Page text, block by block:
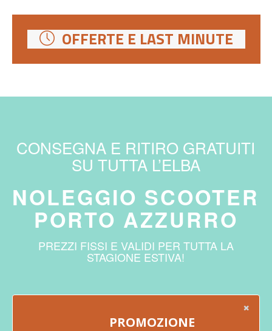
OFFERTE E LAST MINUTE
CONSEGNA E RITIRO GRATUITI
SU TUTTA L’ELBA
NOLEGGIO SCOOTER
PORTO AZZURRO
PREZZI FISSI E VALIDI PER TUTTA LA
STAGIONE ESTIVA!
PROMOZIONE